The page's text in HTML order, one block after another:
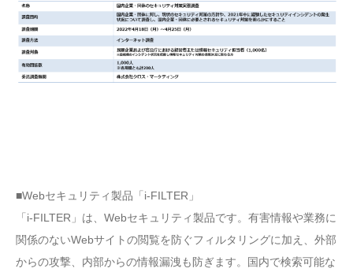
■Webセキュリティ製品「i-FILTER」
「i-FILTER」は、Webセキュリティ製品です。有害情報や業務に
関係のないWebサイトの閲覧を防ぐフィルタリングに加え、外部
からの攻撃、内部からの情報漏洩も防ぎます。国内で検索可能な